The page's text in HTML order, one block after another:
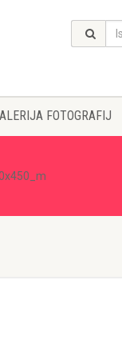
FOTOGRAFIJ